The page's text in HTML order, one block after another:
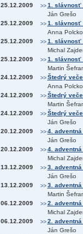
25.12.2009
>> 1. slávnosť
Ján Grešo
25.12.2009
>> 1. slávnosť
Anna
25.12.2009
>> 1. slávnosť
Michal
25.12.2009
>> 1. slávnosť
Martin
24.12.2009
>> Štedrý
Anna
24.12.2009
>> Štedrý
Martin
24.12.2009
>> Štedrý
Ján Grešo
20.12.2009
>> 4.
Ján Grešo
20.12.2009
>> 4.
Michal
13.12.2009
>> 3.
Ján Grešo
13.12.2009
>> 3.
Martin
06.12.2009
>> 2.
Michal
06.12.2009
>> 2.
Ján Grešo